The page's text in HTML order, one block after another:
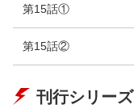
第15話①
第15話②
刊行シリーズ